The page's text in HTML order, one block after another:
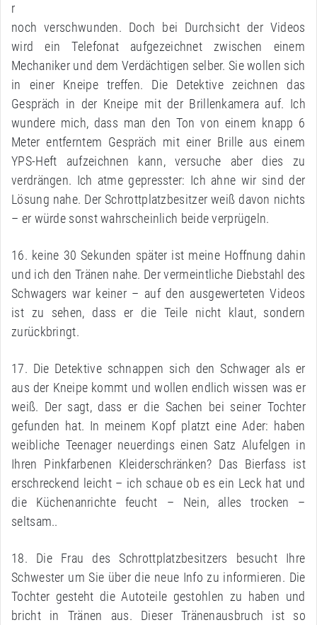
r
noch verschwunden. Doch bei Durchsicht der Videos
wird ein Telefonat aufgezeichnet zwischen einem
Mechaniker und dem Verdächtigen selber. Sie wollen sich
in einer Kneipe treffen. Die Detektive zeichnen das
Gespräch in der Kneipe mit der Brillenkamera auf. Ich
wundere mich, dass man den Ton von einem knapp 6
Meter entferntem Gespräch mit einer Brille aus einem
YPS-Heft aufzeichnen kann, versuche aber dies zu
verdrängen. Ich atme gepresster: Ich ahne wir sind der
Lösung nahe. Der Schrottplatzbesitzer weiß davon nichts
– er würde sonst wahrscheinlich beide verprügeln.
16. keine 30 Sekunden später ist meine Hoffnung dahin
und ich den Tränen nahe. Der vermeintliche Diebstahl des
Schwagers war keiner – auf den ausgewerteten Videos
ist zu sehen, dass er die Teile nicht klaut, sondern
zurückbringt.
17. Die Detektive schnappen sich den Schwager als er
aus der Kneipe kommt und wollen endlich wissen was er
weiß. Der sagt, dass er die Sachen bei seiner Tochter
gefunden hat. In meinem Kopf platzt eine Ader: haben
weibliche Teenager neuerdings einen Satz Alufelgen in
Ihren Pinkfarbenen Kleiderschränken? Das Bierfass ist
erschreckend leicht – ich schaue ob es ein Leck hat und
die Küchenanrichte feucht – Nein, alles trocken –
seltsam..
18. Die Frau des Schrottplatzbesitzers besucht Ihre
Schwester um Sie über die neue Info zu informieren. Die
Tochter gesteht die Autoteile gestohlen zu haben und
bricht in Tränen aus. Dieser Tränenausbruch ist so